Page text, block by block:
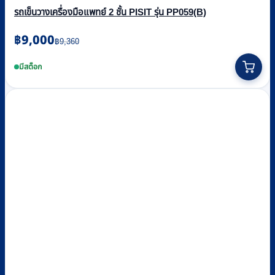
รถเข็นวางเครื่องมือแพทย์ 2 ชั้น PISIT รุ่น PP059(B)
฿9,360
Original
price
was:
฿9,000
Current
price
is:มีสต็อก